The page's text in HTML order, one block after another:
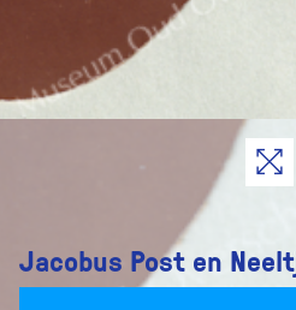
Jacobus Post en